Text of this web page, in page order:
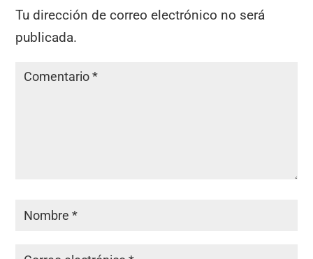
Tu dirección de correo electrónico no será
publicada.